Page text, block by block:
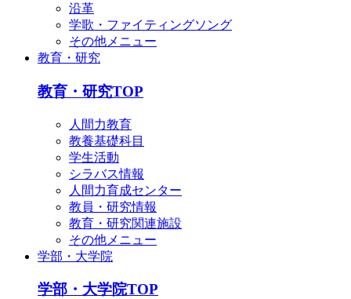
沿革
学歌・ファイティングソング
その他メニュー
教育・研究
教育・研究TOP
人間力教育
教養基礎科目
学生活動
シラバス情報
人間力育成センター
教員・研究情報
教育・研究関連施設
その他メニュー
学部・大学院
学部・大学院TOP